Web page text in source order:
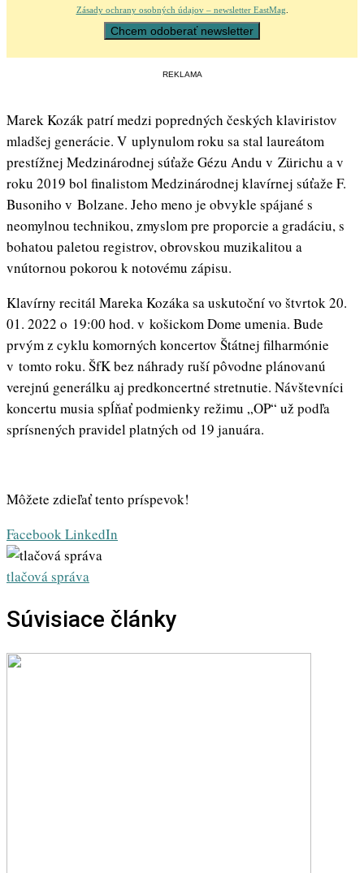
Zásady ochrany osobných údajov – newsletter EastMag
REKLAMA
Marek Kozák patrí medzi popredných českých klaviristov
mladšej generácie. V uplynulom roku sa stal laureátom
prestížnej Medzinárodnej súťaže Gézu Andu v Zürichu a v
roku 2019 bol finalistom Medzinárodnej klavírnej súťaže F.
Busoniho v Bolzane. Jeho meno je obvykle spájané s
neomylnou technikou, zmyslom pre proporcie a gradáciu, s
bohatou paletou registrov, obrovskou muzikalitou a
vnútornou pokorou k notovému zápisu.
Klavírny recitál Mareka Kozáka sa uskutoční vo štvrtok 20.
01. 2022 o 19:00 hod. v košickom Dome umenia. Bude
prvým z cyklu komorných koncertov Štátnej filharmónie
v tomto roku. ŠfK bez náhrady ruší pôvodne plánovanú
verejnú generálku aj predkoncertné stretnutie. Návštevníci
koncertu musia spĺňať podmienky režimu „OP“ už podľa
sprísnených pravidel platných od 19 januára.
Môžete zdieľať tento príspevok!
FacebookLinkedIn
tlačová správa
Súvisiace články